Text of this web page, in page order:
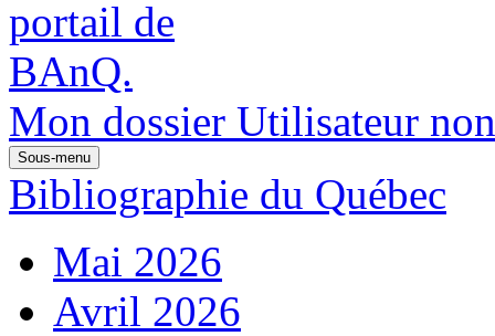
Mon dossier Utilisateur
Sous-menu
Bibliographie du Québec
Mai 2026
Avril 2026